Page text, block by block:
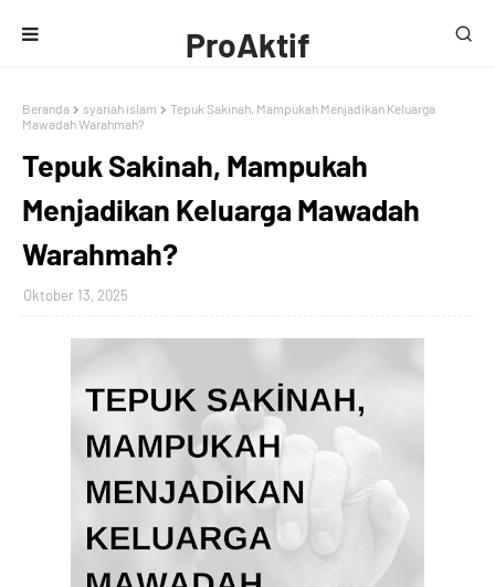
ProAktif
Media
Beranda syariah islam
Tepuk Sakinah, Mampukah Menjadikan Keluarga
Mawadah Warahmah?
Tepuk Sakinah, Mampukah
Menjadikan Keluarga Mawadah
Warahmah?
Oktober 13, 2025